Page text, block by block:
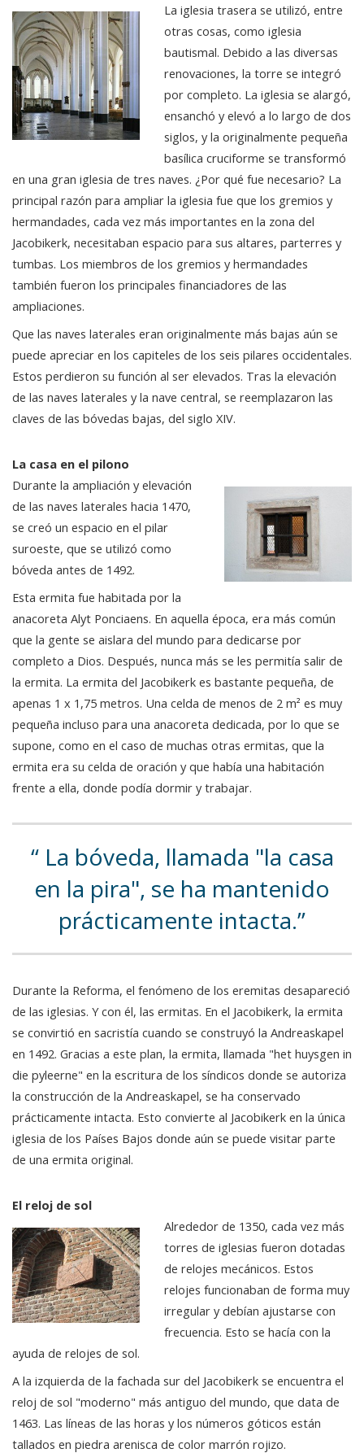
La iglesia trasera se utilizó, entre
otras cosas, como iglesia
bautismal. Debido a las diversas
renovaciones, la torre se integró
por completo. La iglesia se alargó,
ensanchó y elevó a lo largo de dos
siglos, y la originalmente pequeña
basílica cruciforme se transformó
en una gran iglesia de tres naves. ¿Por qué fue necesario? La
principal razón para ampliar la iglesia fue que los gremios y
hermandades, cada vez más importantes en la zona del
Jacobikerk, necesitaban espacio para sus altares, parterres y
tumbas. Los miembros de los gremios y hermandades
también fueron los principales financiadores de las
ampliaciones.
Que las naves laterales eran originalmente más bajas aún se
puede apreciar en los capiteles de los seis pilares occidentales.
Estos perdieron su función al ser elevados. Tras la elevación
de las naves laterales y la nave central, se reemplazaron las
claves de las bóvedas bajas, del siglo XIV.
La casa en el pilono
Durante la ampliación y elevación
de las naves laterales hacia 1470,
se creó un espacio en el pilar
suroeste, que se utilizó como
bóveda antes de 1492.
Esta ermita fue habitada por la
anacoreta Alyt Ponciaens. En aquella época, era más común
que la gente se aislara del mundo para dedicarse por
completo a Dios. Después, nunca más se les permitía salir de
la ermita. La ermita del Jacobikerk es bastante pequeña, de
apenas 1 x 1,75 metros. Una celda de menos de 2 m² es muy
pequeña incluso para una anacoreta dedicada, por lo que se
supone, como en el caso de muchas otras ermitas, que la
ermita era su celda de oración y que había una habitación
frente a ella, donde podía dormir y trabajar.
La bóveda, llamada "la casa
en la pira", se ha mantenido
prácticamente intacta.
Durante la Reforma, el fenómeno de los eremitas desapareció
de las iglesias. Y con él, las ermitas. En el Jacobikerk, la ermita
se convirtió en sacristía cuando se construyó la Andreaskapel
en 1492. Gracias a este plan, la ermita, llamada "het huysgen in
die pyleerne" en la escritura de los síndicos donde se autoriza
la construcción de la Andreaskapel, se ha conservado
prácticamente intacta. Esto convierte al Jacobikerk en la única
iglesia de los Países Bajos donde aún se puede visitar parte
de una ermita original.
El reloj de sol
Alrededor de 1350, cada vez más
torres de iglesias fueron dotadas
de relojes mecánicos. Estos
relojes funcionaban de forma muy
irregular y debían ajustarse con
frecuencia. Esto se hacía con la
ayuda de relojes de sol.
A la izquierda de la fachada sur del Jacobikerk se encuentra el
reloj de sol "moderno" más antiguo del mundo, que data de
1463. Las líneas de las horas y los números góticos están
tallados en piedra arenisca de color marrón rojizo.